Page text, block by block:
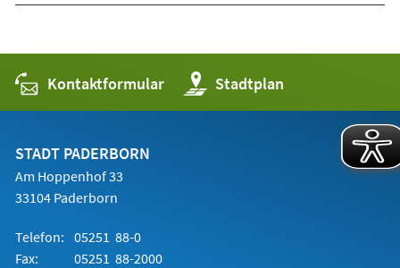
Kontaktformular Stadtplan
(Öffnet
in
einem
STADT PADERBORN
Am Hoppenhof 33
33104 Paderborn
Telefon: 05251 88-0
Fax:
05251 88-2000